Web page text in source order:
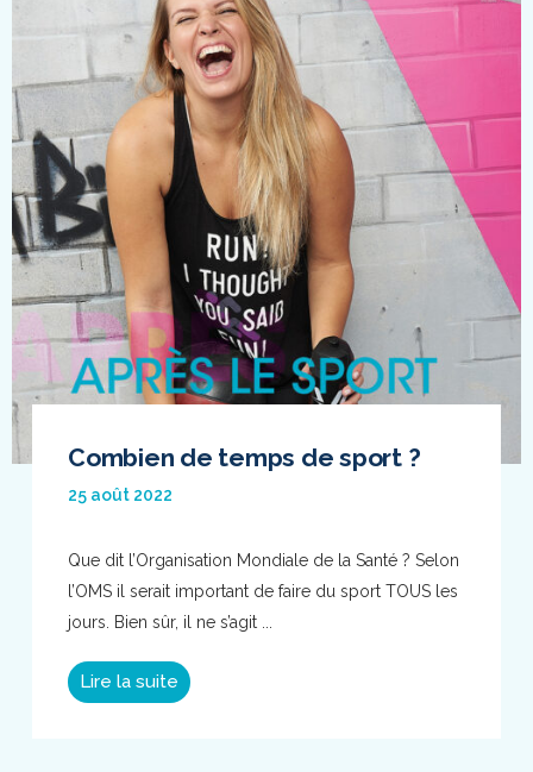
Combien de temps de sport ?
25 août 2022
Que dit l’Organisation Mondiale de la Santé ? Selon
l’OMS il serait important de faire du sport TOUS les
jours. Bien sûr, il ne s’agit ...
Lire la suite